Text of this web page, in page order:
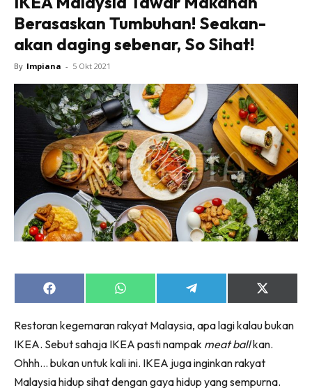
Ruang Makan
Ruang Tamu
Direktori
Interior Design
Landskap
DIY
Bilik Air
Bilik Tidur
Dapur
Ruang Makan
Make Over
Bilik Air
Bilik Tidur
Ruang Makan
Ruang Tamu
Menarik Lagi
Casa Impiana
Impiana Makeover
Makeover Ruang Selebriti
Berasaskan Tumbuhan! Seakan-
akan daging sebenar, So Sihat!
By Impiana - 5 Okt 2021
Share
on
Share
on
Share
on
Share
on
(Twitter)
Restoran kegemaran rakyat Malaysia, apa lagi kalau bukan
IKEA. Sebut sahaja IKEA pasti nampak meat ballkan.
Ohhh… bukan untuk kali ini. IKEA juga inginkan rakyat
Malaysia hidup sihat dengan gaya hidup yang sempurna.